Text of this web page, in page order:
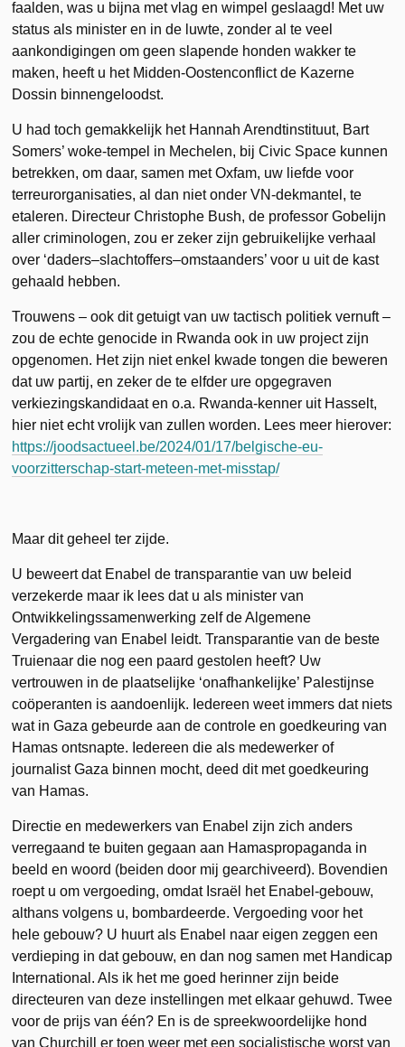
faalden, was u bijna met vlag en wimpel geslaagd! Met uw
status als minister en in de luwte, zonder al te veel
aankondigingen om geen slapende honden wakker te
maken, heeft u het Midden-Oostenconflict de Kazerne
Dossin binnengeloodst.
U had toch gemakkelijk het Hannah Arendtinstituut, Bart
Somers’ woke-tempel in Mechelen, bij Civic Space kunnen
betrekken, om daar, samen met Oxfam, uw liefde voor
terreurorganisaties, al dan niet onder VN-dekmantel, te
etaleren. Directeur Christophe Bush, de professor Gobelijn
aller criminologen, zou er zeker zijn gebruikelijke verhaal
over ‘daders–slachtoffers–omstaanders’ voor u uit de kast
gehaald hebben.
Trouwens – ook dit getuigt van uw tactisch politiek vernuft –
zou de echte genocide in Rwanda ook in uw project zijn
opgenomen. Het zijn niet enkel kwade tongen die beweren
dat uw partij, en zeker de te elfder ure opgegraven
verkiezingskandidaat en o.a. Rwanda-kenner uit Hasselt,
hier niet echt vrolijk van zullen worden. Lees meer hierover:
https://joodsactueel.be/2024/01/17/belgische-eu-
voorzitterschap-start-meteen-met-misstap/
Maar dit geheel ter zijde.
U beweert dat Enabel de transparantie van uw beleid
verzekerde maar ik lees dat u als minister van
Ontwikkelingssamenwerking zelf de Algemene
Vergadering van Enabel leidt. Transparantie van de beste
Truienaar die nog een paard gestolen heeft? Uw
vertrouwen in de plaatselijke ‘onafhankelijke’ Palestijnse
coöperanten is aandoenlijk. Iedereen weet immers dat niets
wat in Gaza gebeurde aan de controle en goedkeuring van
Hamas ontsnapte. Iedereen die als medewerker of
journalist Gaza binnen mocht, deed dit met goedkeuring
van Hamas.
Directie en medewerkers van Enabel zijn zich anders
verregaand te buiten gegaan aan Hamaspropaganda in
beeld en woord (beiden door mij gearchiveerd). Bovendien
roept u om vergoeding, omdat Israël het Enabel-gebouw,
althans volgens u, bombardeerde. Vergoeding voor het
hele gebouw? U huurt als Enabel naar eigen zeggen een
verdieping in dat gebouw, en dan nog samen met Handicap
International. Als ik het me goed herinner zijn beide
directeuren van deze instellingen met elkaar gehuwd. Twee
voor de prijs van één? En is de spreekwoordelijke hond
van Churchill er toen weer met een socialistische worst van